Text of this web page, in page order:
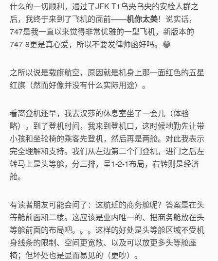
什么的一切顺利，通过了JFK T1乌央乌央的安检人群之
后，我终于来到了飞机的面前——机你太美！说实话，
747是我一直以来觉得非常优雅的一型飞机，新版本的
747-8更是真心爱，所以不要发律师函好吗。😂
之所以说是载旗航空，原因就是机身上那一面红色的五星
红旗（然而好像并没有什么实际用途）。
看离登机还早，我去汉莎的休息室坐了一会儿（体验
略）。到了登机时间，我来到登机口，这时候地勤先让带
小孩和坐轮椅的乘客先登机，然后再是两舱。对此我表示
完全理解和支持。我们从左边第二个门登机，进门之后左
转马上是头等舱，分三排，呈1-2-1布局，右转则是经济
舱。
有读者朋友可能会问了：这航班的商务舱呢？答案是在头
等舱前面和二楼。这应该是业内唯一的、把商务舱放在头
等舱前面的布局吧。。。这样的好处是头等舱区域不受机
身线条的限制、空间更宽敞、以及可以放更多头等舱座
椅；但坏处也是显而易见的（更吵）。